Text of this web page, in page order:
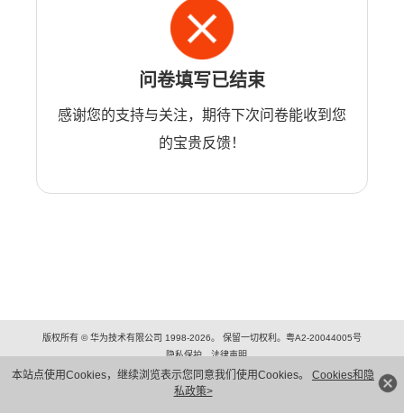
本站点使用Cookies，继续浏览表示您同意我们使用Cookies。 Cookies和隐
私政策>
问卷填写已结束
感谢您的支持与关注，期待下次问卷能收到您
的宝贵反馈！
版权所有 © 华为技术有限公司 1998-2026。 保留一切权利。粤A2-20044005号
隐私保护
法律声明